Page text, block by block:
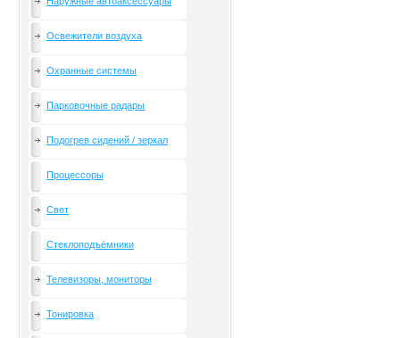
Освежители воздуха
Охранные системы
Парковочные радары
Подогрев сидений / зеркал
Процессоры
Свет
Стеклоподъёмники
Телевизоры, мониторы
Тонировка